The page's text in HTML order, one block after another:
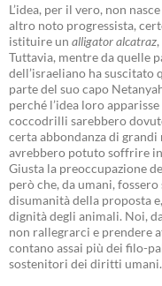
L’idea, per il vero, non
altro noto progressista,
istituire un alligator alcatraz
Tuttavia, mentre da quelle
dell’israeliano ha suscitato
parte del suo capo
perché l’idea loro
coccodrilli sarebbero
certa abbondanza di
avrebbero potuto soffrire
Giusta la preoccupazione
però che, da umani,
disumanità della proposta
dignità degli animali. Noi,
non rallegrarci e prendere
contano assai più dei filo-
sostenitori dei diritti umani.